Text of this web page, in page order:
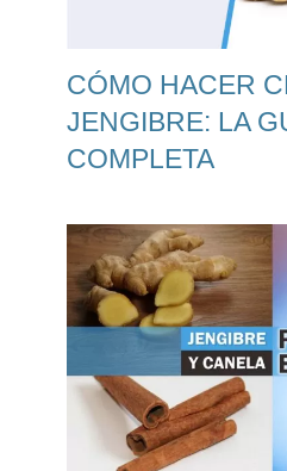
CÓMO HACER
JENGIBRE: LA
COMPLETA